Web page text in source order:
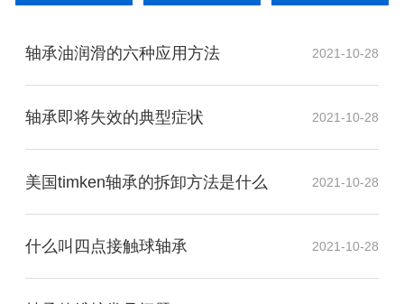
轴承油润滑的六种应用方法 2021-10-28
轴承即将失效的典型症状 2021-10-28
美国timken轴承的拆卸方法是什么 2021-10-28
什么叫四点接触球轴承 2021-10-28